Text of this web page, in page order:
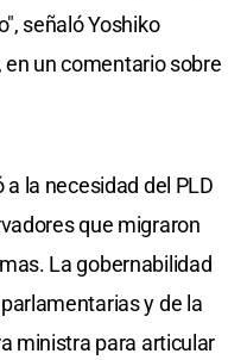
señaló Yoshiko
un comentario sobre
la necesidad del PLD
que migraron
La gobernabilidad
y de la
ministra para articular